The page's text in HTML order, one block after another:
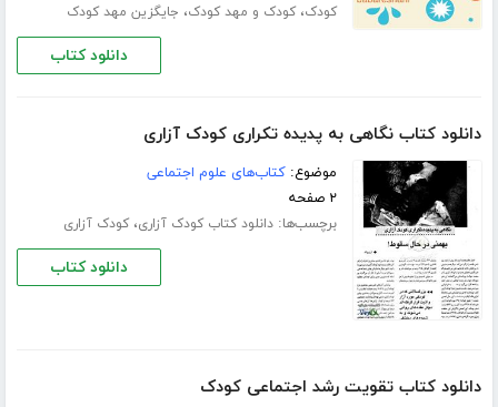
کودک،کودک و مهد کودک، جایگزین مهد کودک
دانلود کتاب
دانلود کتاب نگاهی به پدیده تکراری کودک آزاری
موضوع:کتاب‌های علوم اجتماعی
۲ صفحه
برچسب‌ها:دانلود کتاب کودک آزاری،کودک آزاری
دانلود کتاب
دانلود کتاب تقویت رشد اجتماعی کودک